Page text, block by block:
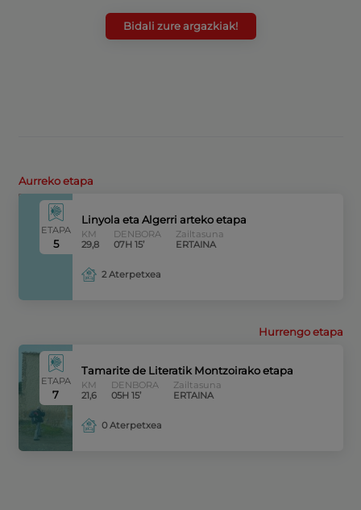
Bidali zure argazkiak!
Aurreko etapa
ETAPA
5
Linyola eta Algerri arteko etapa
KM
29,8
DENBORA
07H 15’
Zailtasuna
ERTAINA
2 Aterpetxea
Hurrengo etapa
ETAPA
7
Tamarite de Literatik Montzoirako etapa
KM
21,6
DENBORA
05H 15’
Zailtasuna
ERTAINA
0 Aterpetxea